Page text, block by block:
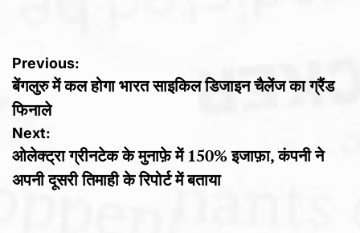
Post
navigation
Previous:
बेंगलुरु में कल होगा भारत साइकिल डिजाइन चैलेंज का ग्रैंड
फिनाले
Next:
ओलेक्ट्रा ग्रीनटेक के मुनाफ़े में 150% इजाफ़ा, कंपनी ने
अपनी दूसरी तिमाही के रिपोर्ट में बताया